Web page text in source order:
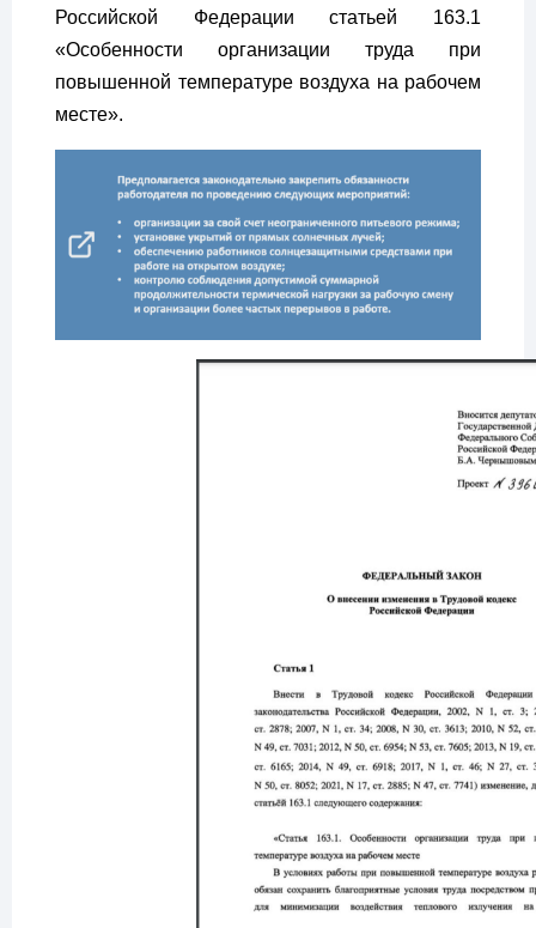
Российской Федерации статьей 163.1
«Особенности организации труда при
повышенной температуре воздуха на рабочем
месте».